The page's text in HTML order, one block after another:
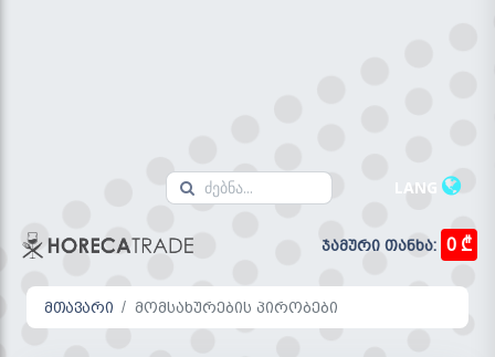
LANG
ჯამური თანხა: 0 ₾
მთავარი მომსახურების პირობები